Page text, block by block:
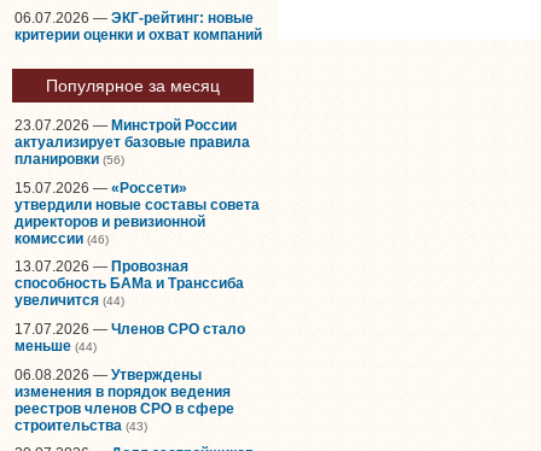
06.07.2026 — ЭКГ-рейтинг: новые
критерии оценки и охват компаний
Популярное за месяц
23.07.2026 — Минстрой России
актуализирует базовые правила
планировки (56)
15.07.2026 — «Россети»
утвердили новые составы совета
директоров и ревизионной
комиссии (46)
13.07.2026 — Провозная
способность БАМа и Транссиба
увеличится (44)
17.07.2026 — Членов СРО стало
меньше (44)
06.08.2026 — Утверждены
изменения в порядок ведения
реестров членов СРО в сфере
строительства (43)